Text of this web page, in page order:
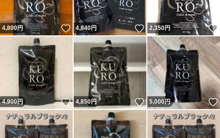
4,800円 いいね！
4,840円 いいね！
2,350円
4,900円 いいね！
4,850円 いいね！
5,000円